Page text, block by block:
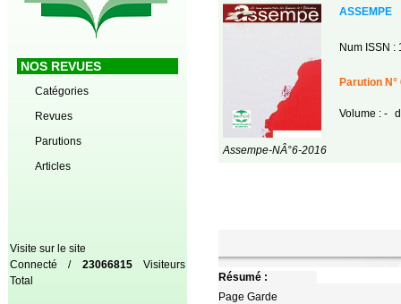
NOS REVUES
Catégories
Revues
Parutions
Articles
Visite sur le site
Connecté / 23066815Visiteurs
Total
ASSEMPE
Num ISSN :
Parution N°
Volume : -
Assempe-NÂ°6-2016
Résumé :
Page Garde